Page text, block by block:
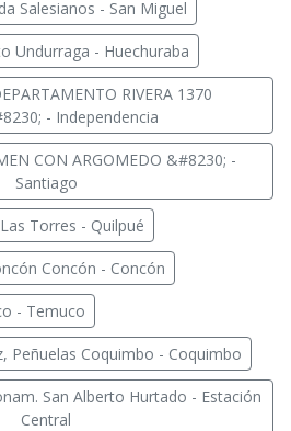
Salesianos - San Miguel
Undurraga - Huechuraba
RIVERA 1370
- Independencia
CON ARGOMEDO &#8230; -
Santiago
Torres - Quilpué
Concón - Concón
- Temuco
Peñuelas Coquimbo - Coquimbo
San Alberto Hurtado - Estación
Central